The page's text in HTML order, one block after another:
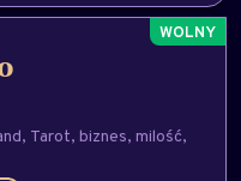
Tarot biznes milość